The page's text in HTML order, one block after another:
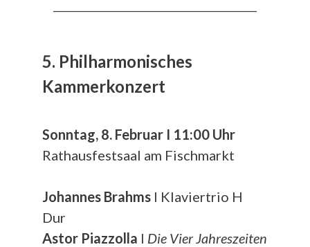
5. Philharmonisches
Kammerkonzert
Sonntag, 8. Februar I 11:00 Uhr
Rathausfestsaal am Fischmarkt
Johannes Brahms I Klaviertrio H
Dur
Astor Piazzolla I Die Vier Jahreszeiten